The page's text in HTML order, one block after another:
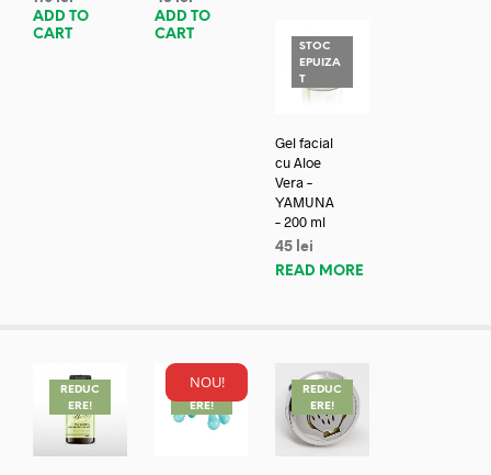
ADD TO
CART
ADD TO
CART
STOC
EPUIZA
T
Gel facial
cu Aloe
Vera –
YAMUNA
– 200 ml
45 lei
READ MORE
REDUC
ERE!
NOU!
REDUC
ERE!
REDUC
ERE!